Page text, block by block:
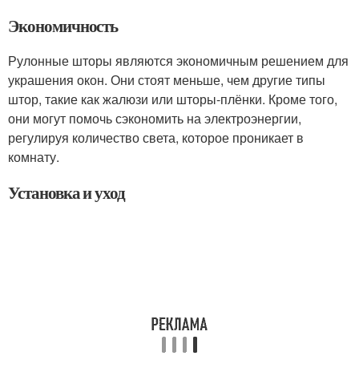
Экономичность
Рулонные шторы являются экономичным решением для
украшения окон. Они стоят меньше, чем другие типы
штор, такие как жалюзи или шторы-плёнки. Кроме того,
они могут помочь сэкономить на электроэнергии,
регулируя количество света, которое проникает в
комнату.
Установка и уход